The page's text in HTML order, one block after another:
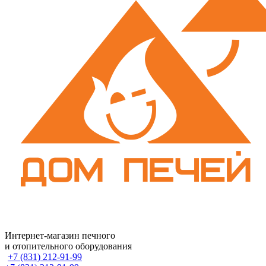
Интернет-магазин печного
и отопительного оборудования
+7 (831) 212-91-99